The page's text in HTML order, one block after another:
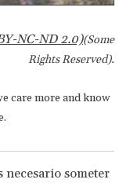
NC-ND 2.0)(Some
Rights Reserved).
care more and know
necesario someter